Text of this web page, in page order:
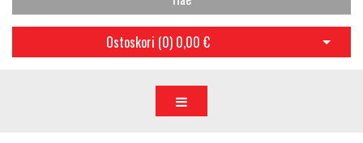
Ostoskori (0) 0,00 € Avaa